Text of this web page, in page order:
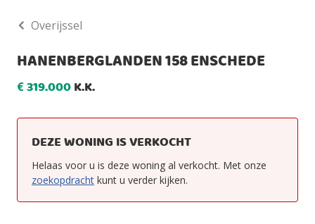
Overijssel
HANENBERGLANDEN 158 ENSCHEDE
€319.000K.K.
DEZE WONING IS VERKOCHT
Helaas voor u is deze woning al verkocht. Met onze
zoekopdracht kunt u verder kijken.